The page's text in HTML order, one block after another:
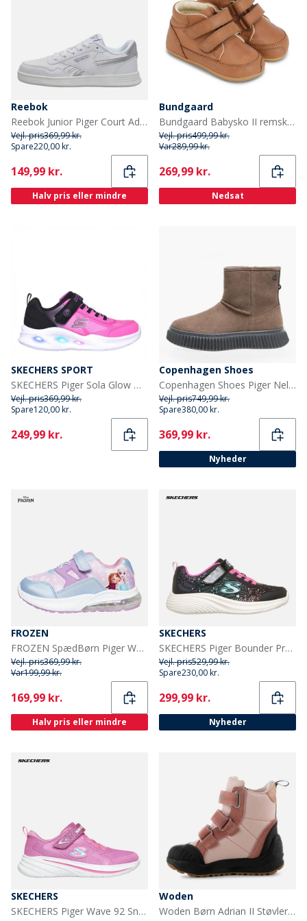
Reebok
Reebok Junior Piger Court Advance Træningssko Hvid/Hvid/Silver Metallic
Vejl. pris369,99 kr.
Spare220,00 kr.
Current
149,99 kr.
Halv pris eller mindre
Bundgaard
Bundgaard Babysko II remsko Cognac Ws
Vejl. pris499,99 kr.
Var289,99 kr.
Current
269,99 kr.
Nedsat
SKECHERS SPORT
SKECHERS Piger Sola Glow Ombre Deluxe Sneakers Sort
Vejl. pris369,99 kr.
Spare120,00 kr.
Current
249,99 kr.
Copenhagen Shoes
Copenhagen Shoes Piger Nelly Støvler 0241 Cognac
Vejl. pris749,99 kr.
Spare380,00 kr.
Current
369,99 kr.
Nyheder
FROZEN
FROZEN SpædBørn Piger Wonder Lysende Sko Multi
Vejl. pris369,99 kr.
Var199,99 kr.
Current
169,99 kr.
Halv pris eller mindre
SKECHERS
SKECHERS Piger Bounder Pro Sneakers Sort
Vejl. pris529,99 kr.
Spare230,00 kr.
Current
299,99 kr.
Nyheder
SKECHERS
SKECHERS Piger Wave 92 Sneakers Pink
Woden
Woden Børn Adrian II Støvler 849 Ballerina